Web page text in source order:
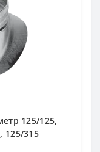
125/125,
125/315